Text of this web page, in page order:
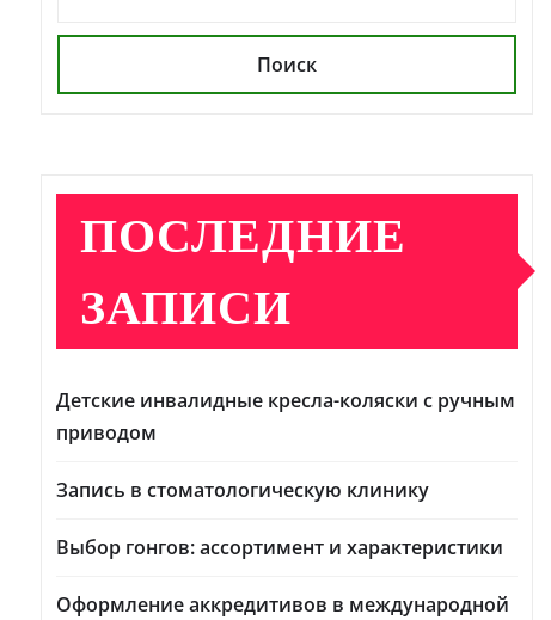
Поиск
ПОСЛЕДНИЕ
ЗАПИСИ
Детские инвалидные кресла-коляски с ручным
приводом
Запись в стоматологическую клинику
Выбор гонгов: ассортимент и характеристики
Оформление аккредитивов в международной